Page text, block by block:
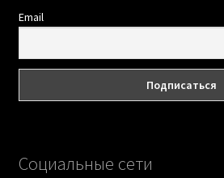
Email
Социальные сети